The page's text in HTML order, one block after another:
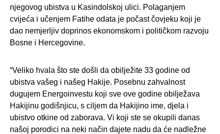
njegovog ubistva u Kasindolskoj ulici. Polaganjem
cvijeća i učenjem Fatihe odata je počast čovjeku koji je
dao nemjerljiv doprinos ekonomskom i političkom razvoju
Bosne i Hercegovine.
“Veliko hvala što ste došli da obilježite 33 godine od
ubistva vašeg i našeg Hakije. Posebnu zahvalnost
dugujem Energoinvestu koji sve ove godine obilježava
Hakijinu godišnjicu, s ciljem da Hakijino ime, djela i
ubistvo otkine od zaborava. Vi koji ste se okupili danas
našoj porodici na neki način dajete nadu da će nadležne